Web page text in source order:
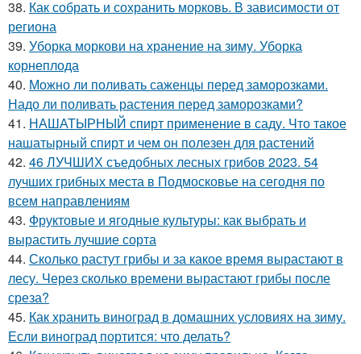
38. Как собрать и сохранить морковь. В зависимости от
региона
39. Уборка моркови на хранение на зиму. Уборка
корнеплода
40. Можно ли поливать саженцы перед заморозками.
Надо ли поливать растения перед заморозками?
41. НАШАТЫРНЫЙ спирт применение в саду. Что такое
нашатырный спирт и чем он полезен для растений
42. 46 ЛУЧШИХ съедобных лесных грибов 2023. 54
лучших грибных места в Подмосковье на сегодня по
всем направлениям
43. Фруктовые и ягодные культуры: как выбрать и
вырастить лучшие сорта
44. Сколько растут грибы и за какое время вырастают в
лесу. Через сколько времени вырастают грибы после
среза?
45. Как хранить виноград в домашних условиях на зиму.
Если виноград портится: что делать?